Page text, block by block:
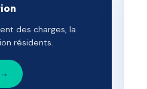
des charges, la
résidents.